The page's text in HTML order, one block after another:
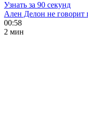
Узнать за 90 секунд
Ален Делон не говорит
00:58
2 мин